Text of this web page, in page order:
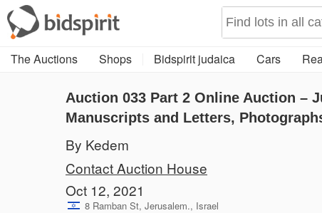
The Auctions Shops Bidspirit judaica Cars
Auction 033 Part 2 Online Auction –
Manuscripts and Letters,
By Kedem
Contact Auction House
Oct 12, 2021
8 Ramban St, Jerusalem., Israel